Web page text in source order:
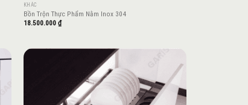
KHÁC
Bồn Trộn Thực Phẩm Nằm Inox 304
18.500.000 ₫
Add to
wishlist